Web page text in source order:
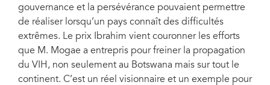
gouvernance et la persévérance pouvaient permettre
de réaliser lorsqu’un pays connaît des difficultés
extrêmes. Le prix Ibrahim vient couronner les efforts
que M. Mogae a entrepris pour freiner la propagation
du VIH, non seulement au Botswana mais sur tout le
continent. C’est un réel visionnaire et un exemple pour